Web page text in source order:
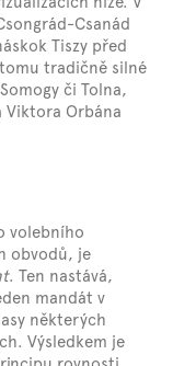
Csanád
Tiszy před
tradičně silné
či Tolna,
Viktora Orbána
volebního
obvodů, je
. Ten nastává,
mandát v
některých
Výsledkem je